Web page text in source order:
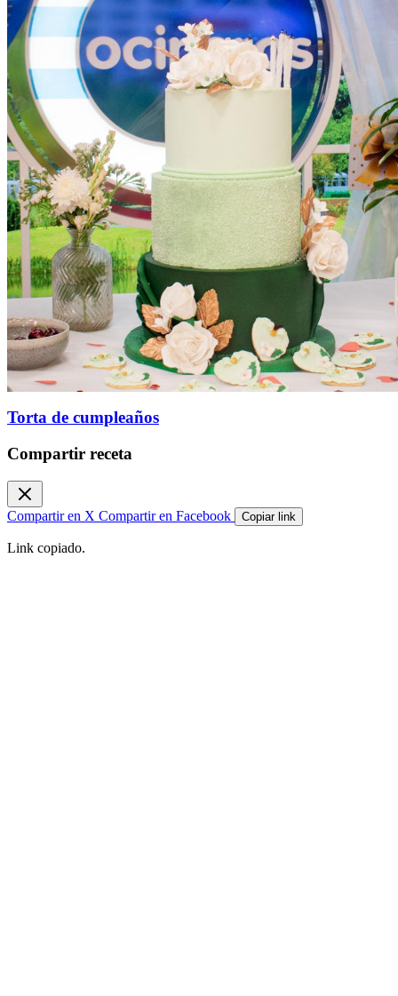
Torta de cumpleaños
Compartir receta
Compartir en X Compartir en Facebook Copiar link
Link copiado.